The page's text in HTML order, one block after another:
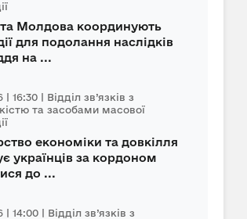
та Молдова координують
для подолання наслідків
на ...
16:30 | Відділ зв’язків з
та засобами масової
економіки та довкілля
українців за кордоном
до ...
14:00 | Відділ зв’язків з